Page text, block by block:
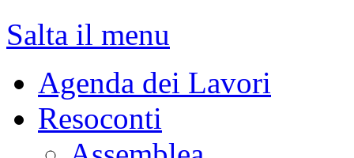
Salta il menu
Agenda dei Lavori
Resoconti